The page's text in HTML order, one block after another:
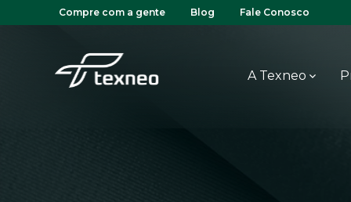
Compre com a gente Blog Fale Conosco
A Texneo